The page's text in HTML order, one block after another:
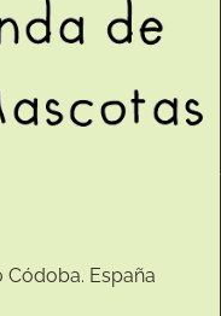
Códoba. España